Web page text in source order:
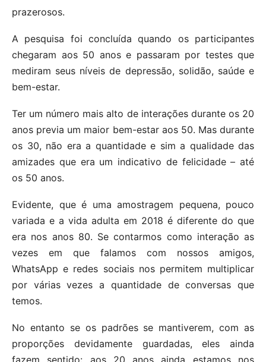
prazerosos.
A pesquisa foi concluída quando os participantes
chegaram aos 50 anos e passaram por testes que
mediram seus níveis de depressão, solidão, saúde e
bem-estar.
Ter um número mais alto de interações durante os 20
anos previa um maior bem-estar aos 50. Mas durante
os 30, não era a quantidade e sim a qualidade das
amizades que era um indicativo de felicidade – até
os 50 anos.
Evidente, que é uma amostragem pequena, pouco
variada e a vida adulta em 2018 é diferente do que
era nos anos 80. Se contarmos como interação as
vezes em que falamos com nossos amigos,
WhatsApp e redes sociais nos permitem multiplicar
por várias vezes a quantidade de conversas que
temos.
No entanto se os padrões se mantiverem, com as
proporções devidamente guardadas, eles ainda
fazem sentido: aos 20 anos ainda estamos nos